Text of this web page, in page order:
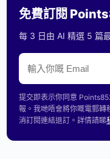
免費訂閱
每 3 日由 AI 精選 5 篇
提交即表示你同意
報。我哋唔會將你嘅電郵轉
消訂閱連結退訂。詳情請睇